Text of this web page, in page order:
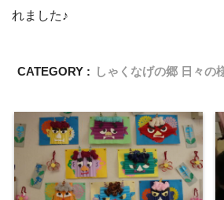
れました♪
CATEGORY : しゃくなげの郷 日々の